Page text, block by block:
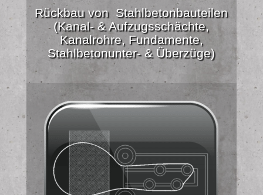
Rückbau von Stahlbetonbauteilen
(Kanal- & Aufzugsschächte,
Kanalrohre, Fundamente,
Stahlbetonunter- & Überzüge)